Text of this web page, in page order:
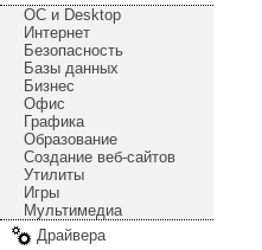
ОС и Desktop
Интернет
Безопасность
Базы данных
Бизнес
Офис
Графика
Образование
Создание веб-сайтов
Утилиты
Игры
Мультимедиа
Драйвера